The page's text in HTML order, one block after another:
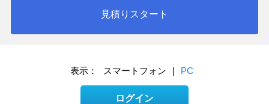
見積りスタート
表示： スマートフォン | PC
ログイン